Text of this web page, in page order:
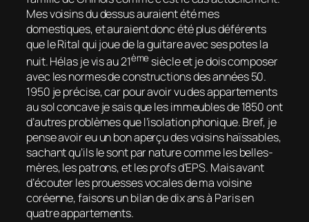
Mes voisins du dessus auraient été mes
domestiques, et auraient donc été plus déférents
que le Rital qui joue de la guitare avec ses potes la
nuit. Hélas je vis au 21ème siècle et je dois composer
avec les normes de constructions des années 50.
1950 je précise, car pour avoir vu des appartements
au sol concave je sais que les immeubles de 1850 ont
d’autres problèmes que l’isolation phonique. Bref, je
pense avoir eu un bon aperçu des voisins haïssables,
sachant qu’ils le sont par nature comme les belles-
mères, les patrons, et les profs d’EPS. Mais avant
d’écouter les prouesses vocales de ma voisine
coréenne, faisons un bilan de dix ans à Paris en
quatre appartements.